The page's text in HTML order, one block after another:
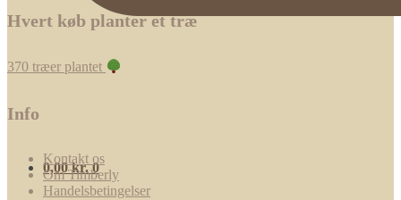
0,00kr. 0
Hvert køb planter et træ
370 træer plantet
Info
Kontakt os
Om Timberly
Handelsbetingelser